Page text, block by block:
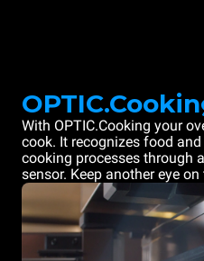
With OPTIC.Cooking your
cook. It recognizes food
cooking processes through
sensor. Keep another eye on